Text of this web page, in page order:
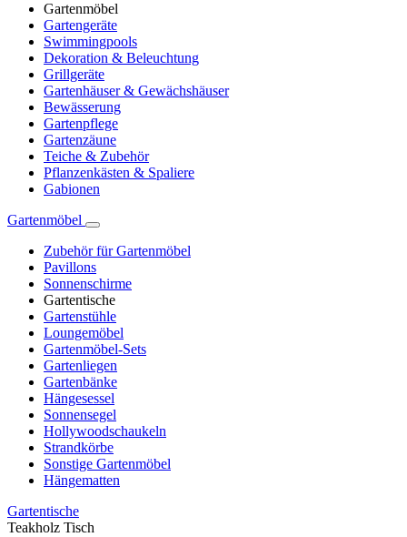
Gartenmöbel
Gartengeräte
Swimmingpools
Dekoration & Beleuchtung
Grillgeräte
Gartenhäuser & Gewächshäuser
Bewässerung
Gartenpflege
Gartenzäune
Teiche & Zubehör
Pflanzenkästen & Spaliere
Gabionen
Gartenmöbel
Zubehör für Gartenmöbel
Pavillons
Sonnenschirme
Gartentische
Gartenstühle
Loungemöbel
Gartenmöbel-Sets
Gartenliegen
Gartenbänke
Hängesessel
Sonnensegel
Hollywoodschaukeln
Strandkörbe
Sonstige Gartenmöbel
Hängematten
Gartentische
Teakholz Tisch